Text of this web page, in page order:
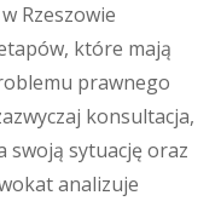
Rzeszowie
które mają
prawnego
konsultacja,
swoją sytuację oraz
analizuje